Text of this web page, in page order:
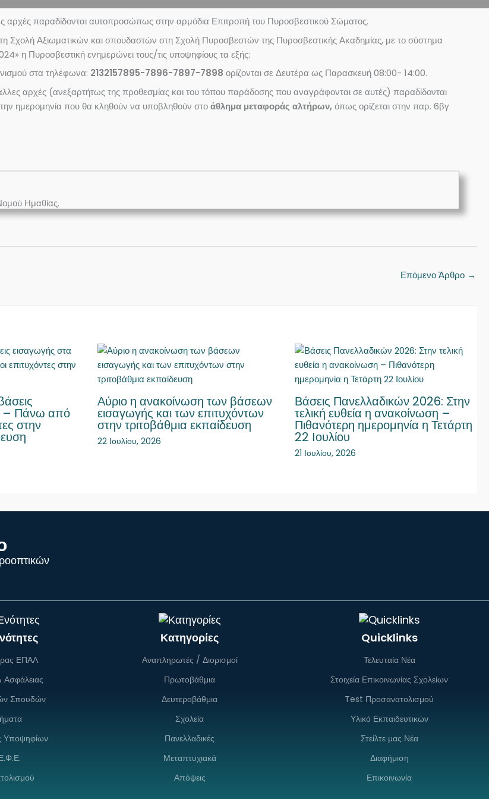
αρχές παραδίδονται αυτοπροσώπως στην αρμόδια Επιτροπή του Πυροσβεστικού Σώματος.
Σχολή Αξιωματικών και σπουδαστών στη Σχολή Πυροσβεστών της Πυροσβεστικής Ακαδημίας, με το σύστημα
η Πυροσβεστική ενημερώνει τους/τις υποψηφίους τα εξής:
στα τηλέφωνα: 2132157895-7896-7897-7898 ορίζονται σε Δευτέρα ως Παρασκευή 08:00- 14:00.
αρχές (ανεξαρτήτως της προθεσμίας και του τόπου παράδοσης που αναγράφονται σε αυτές) παραδίδονται
ημερομηνία που θα κληθούν να υποβληθούν στοάθλημα μεταφοράς αλτήρων, όπως ορίζεται στην παρ. 6βγ
Ημαθίας.
Επόμενο Άρθρο →
– Πάνω από
στην
Αύριο η ανακοίνωση των βάσεων
εισαγωγής και των επιτυχόντων
στην τριτοβάθμια εκπαίδευση
22 Ιουλίου, 2026
Βάσεις Πανελλαδικών 2026: Στην
τελική ευθεία η ανακοίνωση –
Πιθανότερη ημερομηνία η Τετάρτη
22 Ιουλίου
21 Ιουλίου, 2026
ΕΠΑΛ
Σπουδών
Υποψηφίων
Κατηγορίες
Αναπληρωτές / Διορισμοί
Πρωτοβάθμια
Δευτεροβάθμια
Σχολεία
Πανελλαδικές
Μεταπτυχιακά
Απόψεις
Quicklinks
Τελευταία Νέα
Στοιχεία Επικοινωνίας Σχολείων
Test Προσανατολισμού
Υλικό Εκπαιδευτικών
Στείλτε μας Νέα
Διαφήμιση
Επικοινωνία